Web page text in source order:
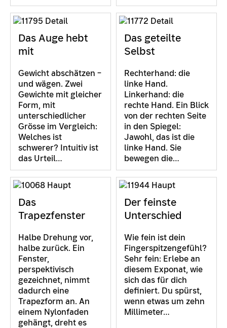
Das Auge hebt
mit
Gewicht abschätzen –
und wägen. Zwei
Gewichte mit gleicher
Form, mit
unterschiedlicher
Grösse im Vergleich:
Welches ist
schwerer? Intuitiv ist
das Urteil…
Das geteilte
Selbst
Rechterhand: die
linke Hand.
Linkerhand: die
rechte Hand. Ein Blick
von der rechten Seite
in den Spiegel:
Jawohl, das ist die
linke Hand. Sie
bewegen die…
Das
Trapezfenster
Halbe Drehung vor,
halbe zurück. Ein
Fenster,
perspektivisch
gezeichnet, nimmt
dadurch eine
Trapezform an. An
einem Nylonfaden
gehängt, dreht es
Der feinste
Unterschied
Wie fein ist dein
Fingerspitzengefühl?
Sehr fein: Erlebe an
diesem Exponat, wie
sich das für dich
definiert. Du spürst,
wenn etwas um zehn
Millimeter…